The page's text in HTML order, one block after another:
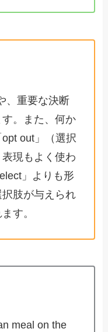
、重要な決断
。また、何か
out」（選択
現もよく使わ
」よりも形
肢が与えられ
す。
meal on the